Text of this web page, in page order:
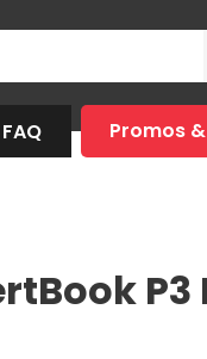
FAQ Promos